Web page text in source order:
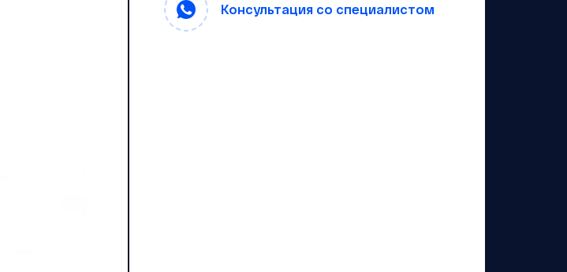
Консультация со специалистом